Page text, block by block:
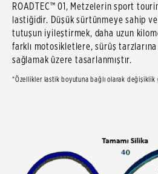
ROADTEC™ 01, Metzelerin sport
lastiğidir. Düşük sürtünmeye sahip
tutuşun iyileştirmek, daha uzun
farklı motosikletlere, sürüş
sağlamak üzere tasarlanmıştır.
*Özellikler lastik boyutuna bağlı olarak değişiklik